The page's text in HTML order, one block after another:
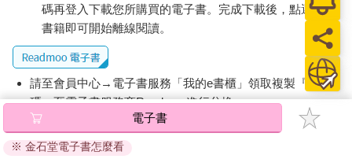
碼再登入下載您所購買的電子書。完成下載後，點選任一
書籍即可開始離線閱讀。
請至會員中心→電子書服務「我的e書櫃」領取複製『兌換
碼』至電子書服務商Readmoo進行兌換。
退換貨須知：
因版權保護，您在金石堂所購買的電子書僅能以金石堂專屬
電子書
※ 金石堂電子書怎麼看